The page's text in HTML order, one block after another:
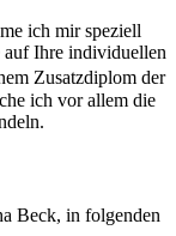
ich mir speziell
Ihre individuellen
Zusatzdiplom der
ich vor allem die
Beck, in folgenden